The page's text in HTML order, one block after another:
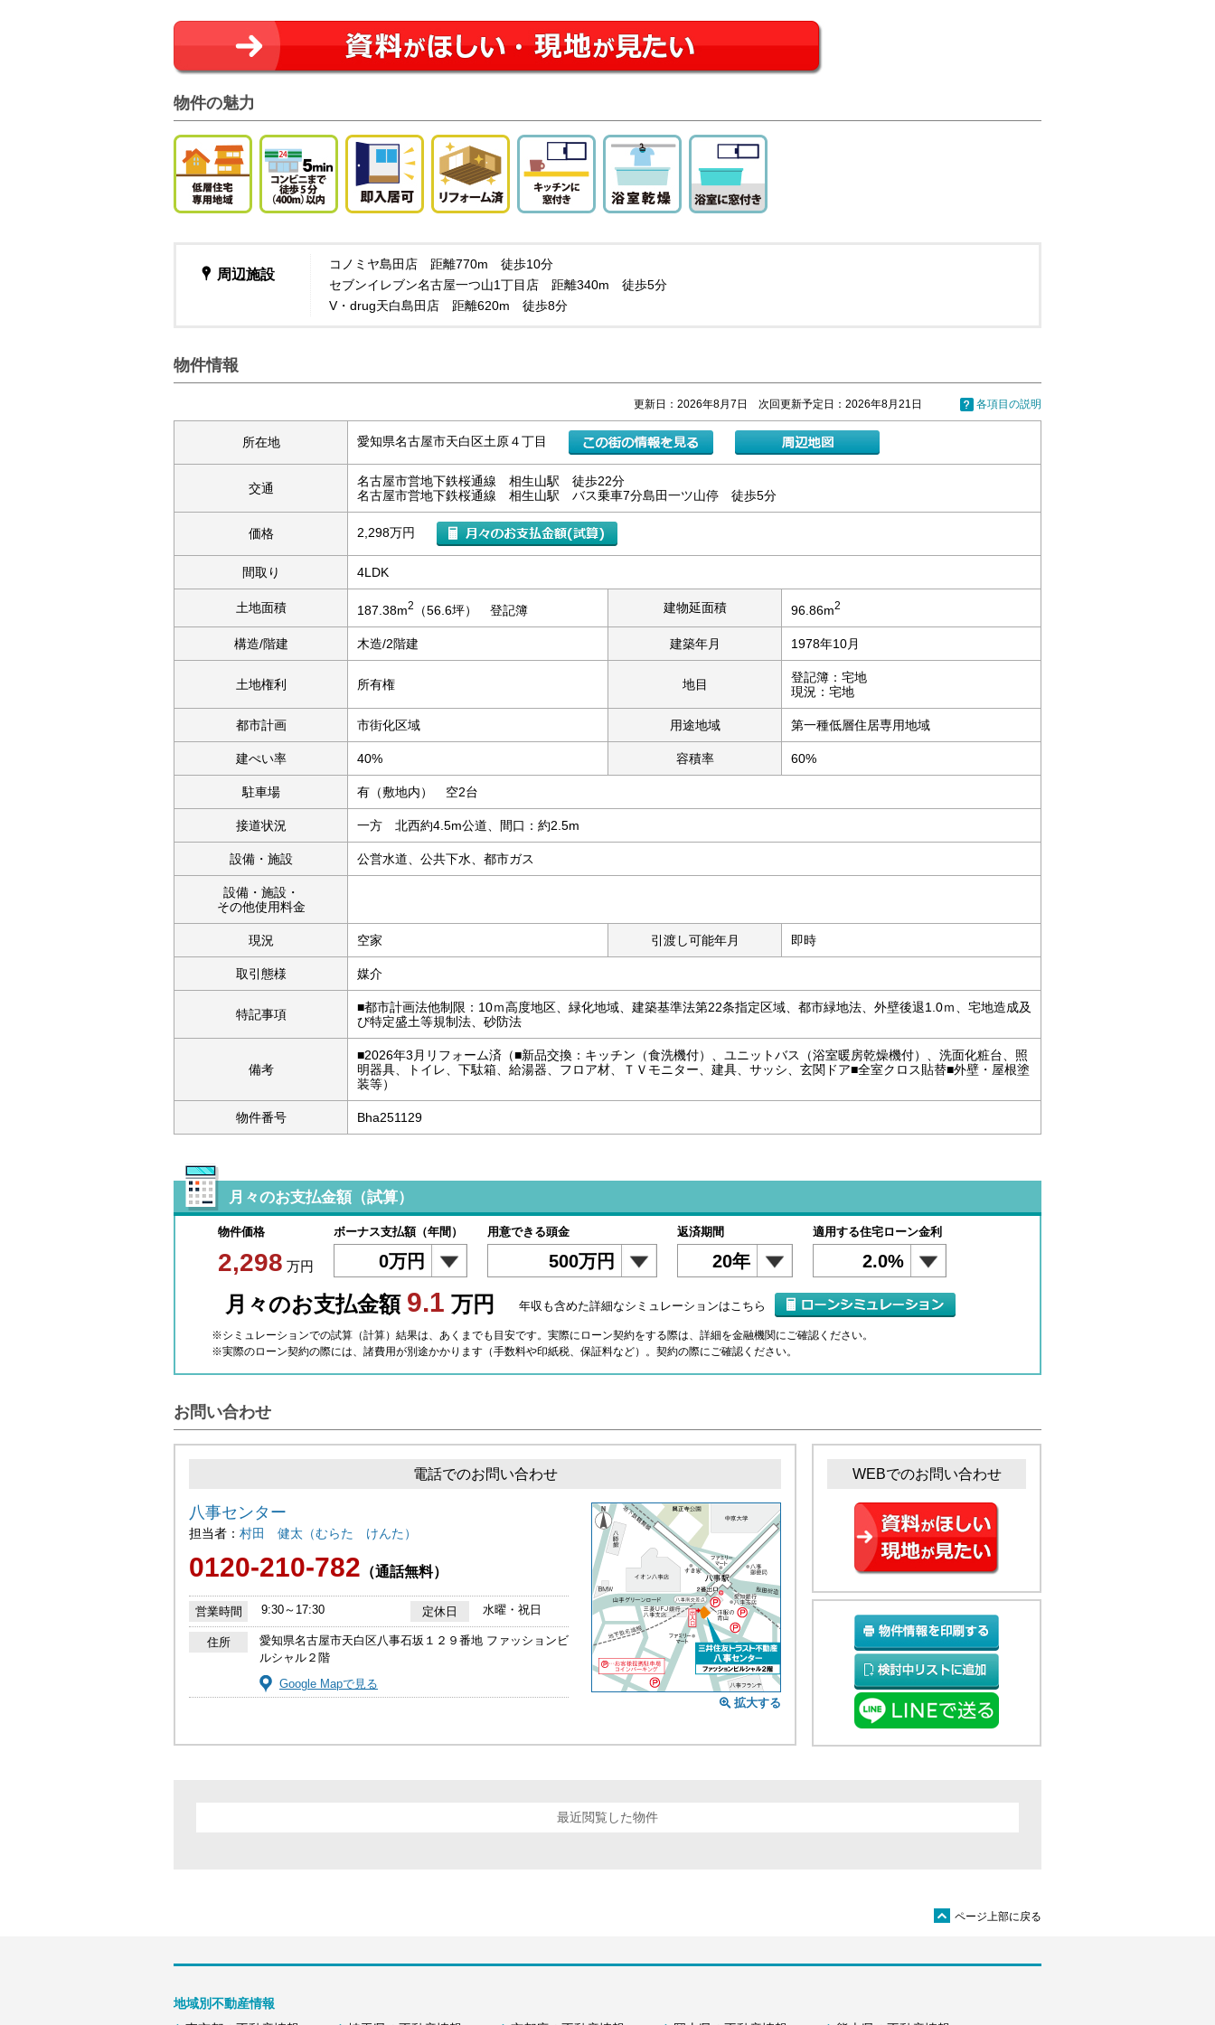
物件の魅力
周辺施設
コノミヤ島田店 距離770m 徒歩10分
セブンイレブン名古屋一つ山1丁目店 距離340m 徒歩5分
V・drug天白島田店 距離620m 徒歩8分
物件情報
更新日：2026年8月7日 次回更新予定日：2026年8月21日 各項目の説明
所在地 愛知県名古屋市天白区土原４丁目
交通
名古屋市営地下鉄桜通線 相生山駅 徒歩22分
名古屋市営地下鉄桜通線 相生山駅 バス乗車7分島田一ツ山停 徒歩5分
価格 2,298万円
間取り 4LDK
土地面積 187.38m2 （56.6坪） 登記簿 建物延面積 96.86m2
構造/階建 木造/2階建 建築年月 1978年10月
土地権利 所有権 地目
登記簿：宅地
現況：宅地
都市計画 市街化区域 用途地域 第一種低層住居専用地域
建ぺい率 40% 容積率 60%
駐車場 有（敷地内） 空2台
接道状況 一方 北西約4.5m公道、間口：約2.5m
設備・施設 公営水道、公共下水、都市ガス
設備・施設・
その他使用料金
現況 空家 引渡し可能年月 即時
取引態様 媒介
特記事項
■都市計画法他制限：10ｍ高度地区、緑化地域、建築基準法第22条指定区域、都市緑地法、外壁後退1.0ｍ、宅地造成及
び特定盛土等規制法、砂防法
備考
■2026年3月リフォーム済（■新品交換：キッチン（食洗機付）、ユニットバス（浴室暖房乾燥機付）、洗面化粧台、照
明器具、トイレ、下駄箱、給湯器、フロア材、ＴＶモニター、建具、サッシ、玄関ドア■全室クロス貼替■外壁・屋根塗
装等）
物件番号 Bha251129
月々のお支払金額（試算）
物件価格
2,298 万円
ボーナス支払額（年間）
0万円
用意できる頭金
500万円
返済期間
20年
適用する住宅ローン金利
2.0%
月々のお支払金額 9.1 万円 年収も含めた詳細なシミュレーションはこちら
※シミュレーションでの試算（計算）結果は、あくまでも目安です。実際にローン契約をする際は、詳細を金融機関にご確認ください。
※実際のローン契約の際には、諸費用が別途かかります（手数料や印紙税、保証料など）。契約の際にご確認ください。
お問い合わせ
電話でのお問い合わせ
八事センター
担当者： 村田 健太（むらた けんた）
0120-210-782 （通話無料）
営業時間 9:30～17:30 定休日 水曜・祝日
住所
愛知県名古屋市天白区八事石坂１２９番地 ファッションビ
ルシャル２階
Google Mapで見る
拡大する
WEBでのお問い合わせ
最近閲覧した物件
ü ページ上部に戻る
地域別不動産情報